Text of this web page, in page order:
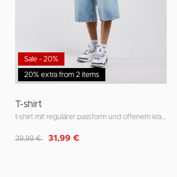
20% extra from 2 items
Sale - 20%
T-shirt
Reduziert von
39,99 € auf
31,99 €